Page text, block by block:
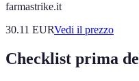
farmastrike.it
30.11 EURVedi il prezzo
Checklist prima